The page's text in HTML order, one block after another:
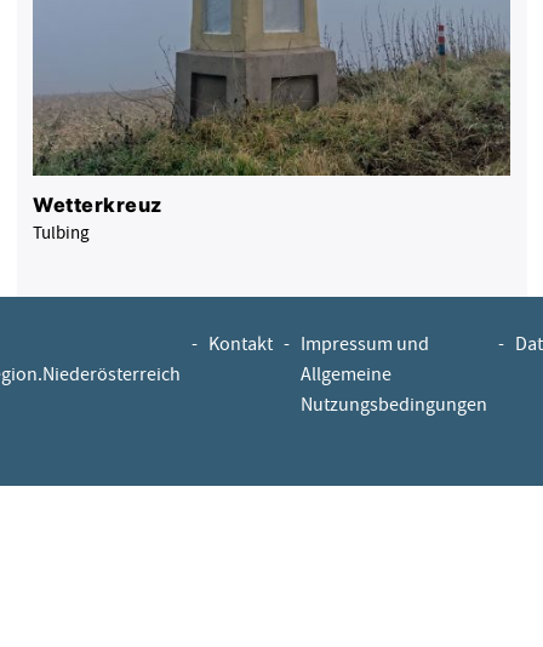
Wetterkreuz
Tulbing
- Kontakt - Impressum und
Allgemeine
Nutzungsbedingungen
-